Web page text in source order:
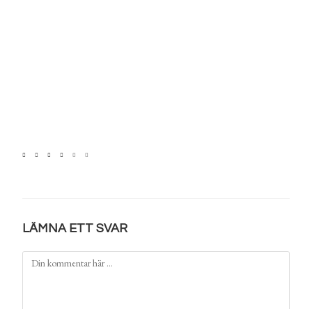
LÄMNA ETT SVAR